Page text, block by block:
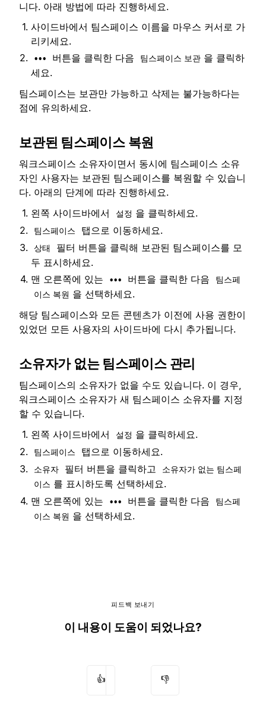
니다. 아래 방법에 따라 진행하세요.
사이드바에서 팀스페이스 이름을 마우스 커서로 가
리키세요.
••• 버튼을 클릭한 다음 팀스페이스 보관 을 클릭하
세요.
팀스페이스는 보관만 가능하고 삭제는 불가능하다는
점에 유의하세요.
보관된 팀스페이스 복원
워크스페이스 소유자이면서 동시에 팀스페이스 소유
자인 사용자는 보관된 팀스페이스를 복원할 수 있습니
다. 아래의 단계에 따라 진행하세요.
왼쪽 사이드바에서
설정 을 클릭하세요.
팀스페이스 탭으로 이동하세요.
상태
필터 버튼을 클릭해 보관된 팀스페이스를 모
두 표시하세요.
맨 오른쪽에 있는
••• 버튼을 클릭한 다음
팀스페
이스 복원 을 선택하세요.
해당 팀스페이스와 모든 콘텐츠가 이전에 사용 권한이
있었던 모든 사용자의 사이드바에 다시 추가됩니다.
소유자가 없는 팀스페이스 관리
팀스페이스의 소유자가 없을 수도 있습니다. 이 경우,
워크스페이스 소유자가 새 팀스페이스 소유자를 지정
할 수 있습니다.
왼쪽 사이드바에서
설정 을 클릭하세요.
팀스페이스 탭으로 이동하세요.
소유자 필터 버튼을 클릭하고
소유자가 없는 팀스페
이스 를 표시하도록 선택하세요.
맨 오른쪽에 있는
••• 버튼을 클릭한 다음
팀스페
이스 복원 을 선택하세요.
피드백 보내기
이 내용이 도움이 되었나요?
👍 👎